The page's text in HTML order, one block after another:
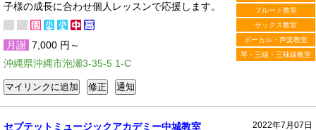
フルート教室
サックス教室
ボーカル・声楽教室
琴・三線・三味線教室
子様の成長に合わせ個人レッスンで応援します。
月謝 7,000 円～
沖縄県沖縄市泡瀬3-35-5 1-C
2022年7月07日
セプテットミュージックアカデミー中城教室